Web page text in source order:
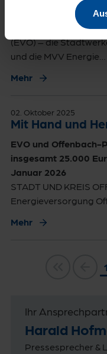
Offenbach am Main /
Die Aktionäre der
(EVO) – die
und die MVV Energie…
Mehr
02. Oktober 2025
Mit Hand und
EVO und Offenbach-
insgesamt 25.000
Januar 2026
STADT UND KREIS
Energieversorgung
Mehr
1
Ihr
Harald
Pressesprecher &